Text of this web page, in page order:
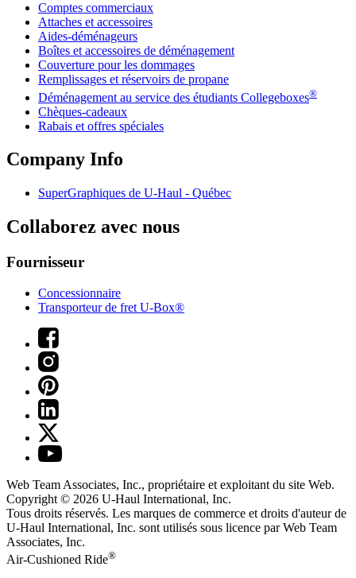
Comptes commerciaux
Attaches et accessoires
Aides-déménageurs
Boîtes et accessoires de déménagement
Couverture pour les dommages
Remplissages et réservoirs de propane
Déménagement au service des étudiants Collegeboxes®
Chèques-cadeaux
Rabais et offres spéciales
Company Info
SuperGraphiques de U-Haul - Québec
Collaborez avec nous
Fournisseur
Concessionnaire
Transporteur de fret U-Box®
Web Team Associates, Inc., propriétaire et exploitant du site Web.
Copyright © 2026 U-Haul International, Inc.
Tous droits réservés. Les marques de commerce et droits d'auteur de
U-Haul International, Inc. sont utilisés sous licence par Web Team
Associates, Inc.
Air-Cushioned Ride®